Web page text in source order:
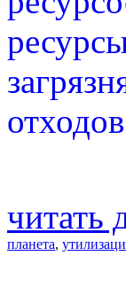
читать
планета,